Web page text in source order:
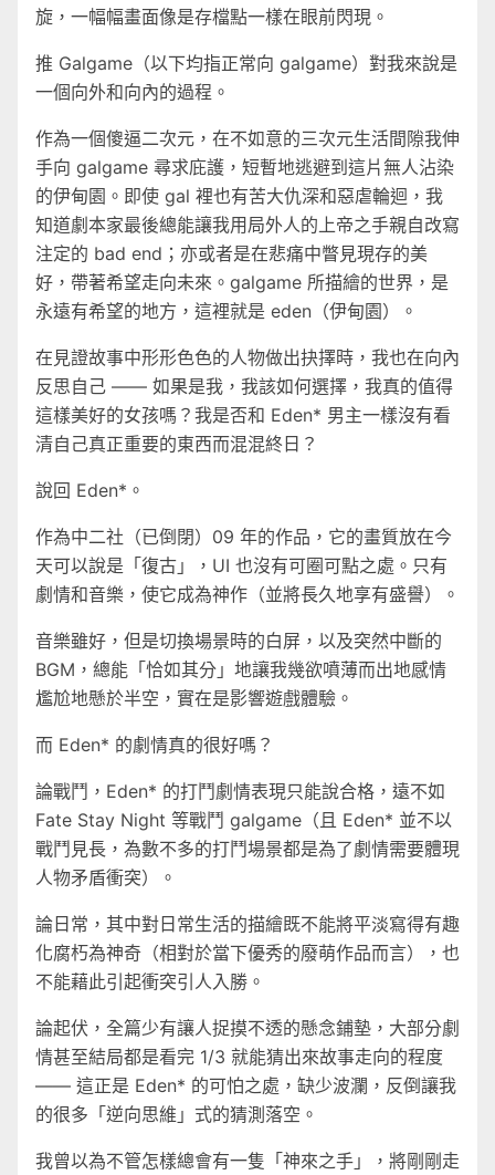
旋，一幅幅畫面像是存檔點一樣在眼前閃現。
推 Galgame（以下均指正常向 galgame）對我來說是
一個向外和向內的過程。
作為一個傻逼二次元，在不如意的三次元生活間隙我伸
手向 galgame 尋求庇護，短暫地逃避到這片無人沾染
的伊甸園。即使 gal 裡也有苦大仇深和惡虐輪迴，我
知道劇本家最後總能讓我用局外人的上帝之手親自改寫
注定的 bad end；亦或者是在悲痛中瞥見現存的美
好，帶著希望走向未來。galgame 所描繪的世界，是
永遠有希望的地方，這裡就是 eden（伊甸園）。
在見證故事中形形色色的人物做出抉擇時，我也在向內
反思自己 —— 如果是我，我該如何選擇，我真的值得
這樣美好的女孩嗎？我是否和 Eden* 男主一樣沒有看
清自己真正重要的東西而混混終日？
說回 Eden*。
作為中二社（已倒閉）09 年的作品，它的畫質放在今
天可以說是「復古」，UI 也沒有可圈可點之處。只有
劇情和音樂，使它成為神作（並將長久地享有盛譽）。
音樂雖好，但是切換場景時的白屏，以及突然中斷的
BGM，總能「恰如其分」地讓我幾欲噴薄而出地感情
尷尬地懸於半空，實在是影響遊戲體驗。
而 Eden* 的劇情真的很好嗎？
論戰鬥，Eden* 的打鬥劇情表現只能說合格，遠不如
Fate Stay Night 等戰鬥 galgame（且 Eden* 並不以
戰鬥見長，為數不多的打鬥場景都是為了劇情需要體現
人物矛盾衝突）。
論日常，其中對日常生活的描繪既不能將平淡寫得有趣
化腐朽為神奇（相對於當下優秀的廢萌作品而言），也
不能藉此引起衝突引人入勝。
論起伏，全篇少有讓人捉摸不透的懸念鋪墊，大部分劇
情甚至結局都是看完 1/3 就能猜出來故事走向的程度
—— 這正是 Eden* 的可怕之處，缺少波瀾，反倒讓我
的很多「逆向思維」式的猜測落空。
我曾以為不管怎樣總會有一隻「神來之手」，將剛剛走